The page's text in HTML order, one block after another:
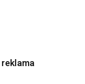
reklama